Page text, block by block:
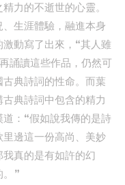
力的不逝世的心靈。
生涯體驗，融進本身
動寫了出來，“其人雖
誦讀這些作品，仍然可
典詩詞的性命。而葉
典詩詞中包含的精力
：“假如說我傳的是詩
邊這一份高尚、美妙
真的是有如許的幻
。”